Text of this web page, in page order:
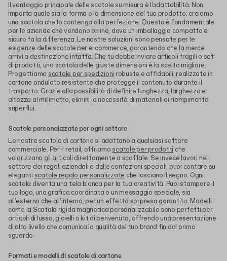
Il vantaggio principale delle scatole su misura è l'adattabilità. Non
importa quale sia la forma o la dimensione del tuo prodotto: creiamo
una scatola che lo contenga alla perfezione. Questo è fondamentale
per le aziende che vendono online, dove un imballaggio compatto e
sicuro fa la differenza. Le nostre soluzioni sono pensate per le
esigenze delle scatole per e-commerce, garantendo che la merce
arrivi a destinazione intatta. Che tu debba inviare articoli fragili o set
di prodotti, una scatola delle giuste dimensioni è la scelta migliore.
Progettiamo scatole per spedizioni robuste e affidabili, realizzate in
cartone ondulato resistente che protegge il contenuto durante il
trasporto. Grazie alla possibilità di definire lunghezza, larghezza e
altezza al millimetro, elimini la necessità di materiali di riempimento
superflui.
Scatole personalizzate per ogni settore
Le nostre scatole di cartone si adattano a qualsiasi settore
commerciale. Per il retail, offriamo scatole per prodotti che
valorizzano gli articoli direttamente a scaffale. Se invece lavori nel
settore dei regali aziendali o delle confezioni speciali, puoi contare su
eleganti scatole regalo personalizzate che lasciano il segno. Ogni
scatola diventa una tela bianca per la tua creatività. Puoi stampare il
tuo logo, una grafica coordinata o un messaggio speciale, sia
all'esterno che all'interno, per un effetto sorpresa garantito. Modelli
come la Scatola rigida magnetica personalizzabile sono perfetti per
articoli di lusso, gioielli o kit di benvenuto, offrendo una presentazione
di alto livello che comunica la qualità del tuo brand fin dal primo
sguardo.
Formati e modelli di scatole di cartone